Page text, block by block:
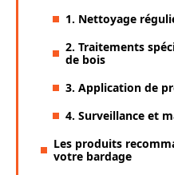
1. Nettoyage
2. Traitements
de bois
3. Application de
4. Surveillance et
Les produits
votre bardage